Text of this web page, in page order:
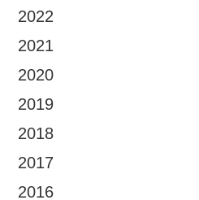
2022
2021
2020
2019
2018
2017
2016